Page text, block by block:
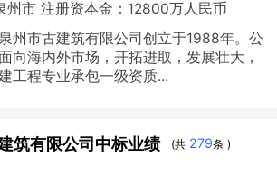
州市 注册资本金：12800万人民币
州市古建筑有限公司创立于1988年。公
向海内外市场，开拓进取，发展壮大，
工程专业承包一级资质...
筑有限公司中标业绩 (共 279条 )